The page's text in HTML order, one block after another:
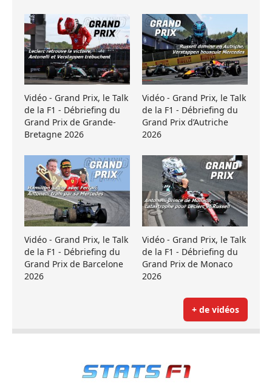
Vidéo - Grand Prix, le Talk
de la F1 - Débriefing du
Grand Prix de Grande-
Bretagne 2026
Vidéo - Grand Prix, le Talk
de la F1 - Débriefing du
Grand Prix d’Autriche
2026
Vidéo - Grand Prix, le Talk
de la F1 - Débriefing du
Grand Prix de Barcelone
2026
Vidéo - Grand Prix, le Talk
de la F1 - Débriefing du
Grand Prix de Monaco
2026
+ de vidéos